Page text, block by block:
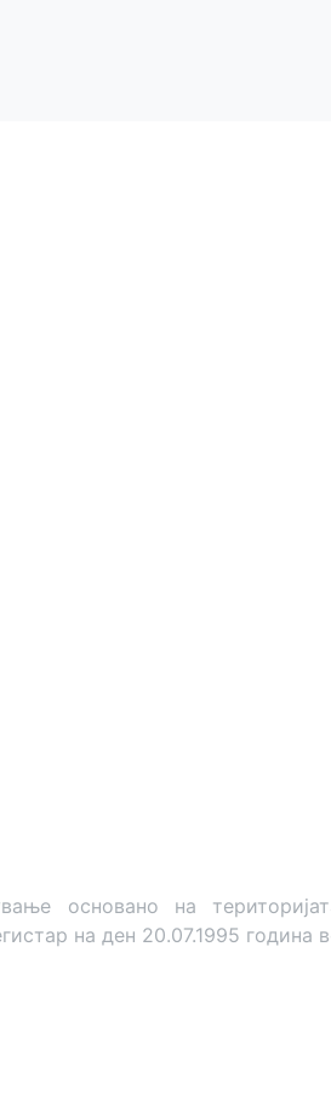
основано на
на ден 20.07.1995 година